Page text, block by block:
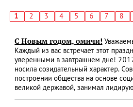
Текущая
1 Страница
2 Страница
3 Страница
4 Страница
5 Страница
6 Страница
7 8
С Новым годом, омичи!
Каждый из вас встречает этот
уверенными в завтрашнем дне!
носила созидательный характер.
построении общества на основе
великой державой, занимал